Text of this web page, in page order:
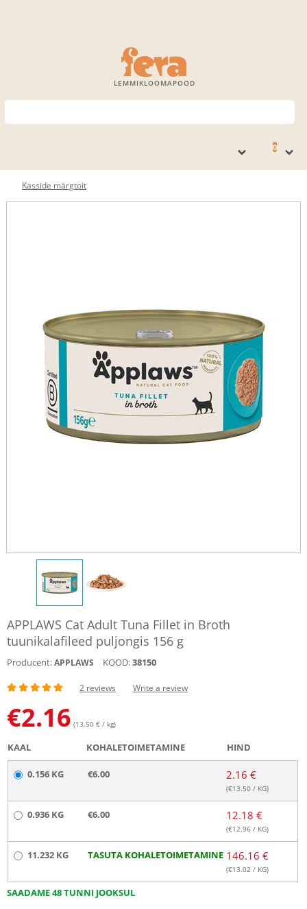
LEMMIKLOOMAPOOD
0
Kasside märgtoit
APPLAWS Cat Adult Tuna Fillet in Broth
tuunikalafileed puljongis 156 g
Producent:APPLAWS KOOD:38150
2 reviews Write a review
€2.16 (13.50 € / kg)
KAAL KOHALETOIMETAMINE HIND
0.156 KG €6.00 2.16 €
(€13.50 / KG)
0.936 KG €6.00 12.18 €
(€12.96 / KG)
11.232 KG TASUTA KOHALETOIMETAMINE 146.16 €
(€13.02 / KG)
SAADAME 48 TUNNI JOOKSUL